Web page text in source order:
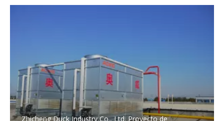
Zhicheng Duck Industry Co., Ltd. Proyecto de